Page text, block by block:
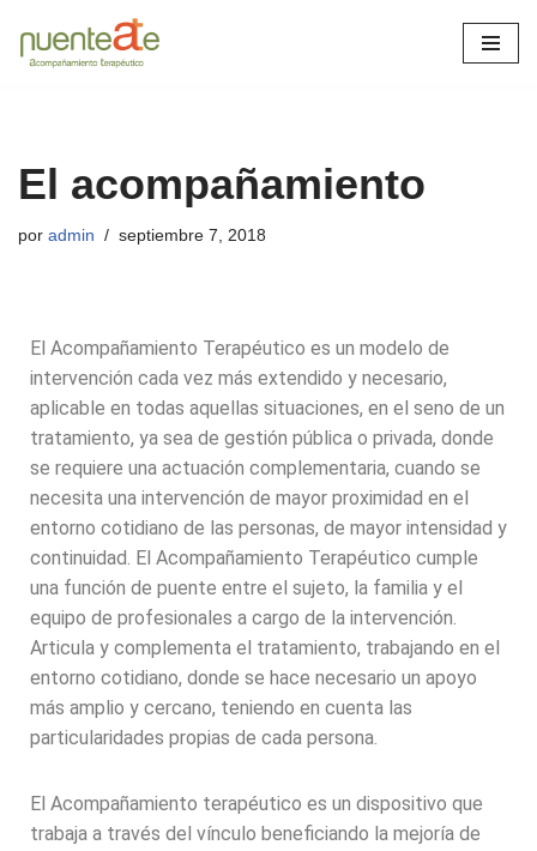
Saltar
El acompañamiento
por admin septiembre 7, 2018
El Acompañamiento Terapéutico es un modelo de
intervención cada vez más extendido y necesario,
aplicable en todas aquellas situaciones, en el seno de un
tratamiento, ya sea de gestión pública o privada, donde
se requiere una actuación complementaria, cuando se
necesita una intervención de mayor proximidad en el
entorno cotidiano de las personas, de mayor intensidad y
continuidad. El Acompañamiento Terapéutico cumple
una función de puente entre el sujeto, la familia y el
equipo de profesionales a cargo de la intervención.
Articula y complementa el tratamiento, trabajando en el
entorno cotidiano, donde se hace necesario un apoyo
más amplio y cercano, teniendo en cuenta las
particularidades propias de cada persona.
El Acompañamiento terapéutico es un dispositivo que
trabaja a través del vínculo beneficiando la mejoría de